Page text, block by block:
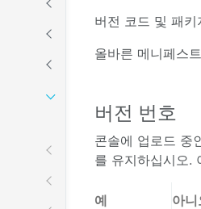
버전 코드 및 패
올바른 메니페스
버전 번호
콘솔에 업로드 중
를 유지하십시오.
예 아니